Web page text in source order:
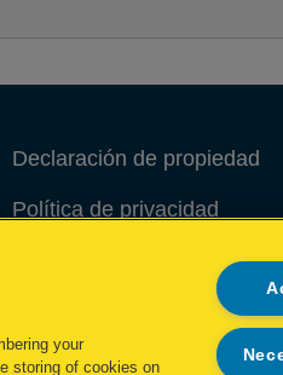
Declaración de propiedad
Política de privacidad
Administrar mis datos
your
storing of cookies on